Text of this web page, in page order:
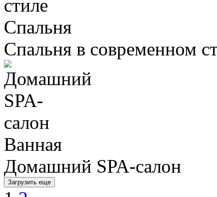
Спальня
Спальня в современном
Ванная
Домашний SPA-салон
Загрузить еще